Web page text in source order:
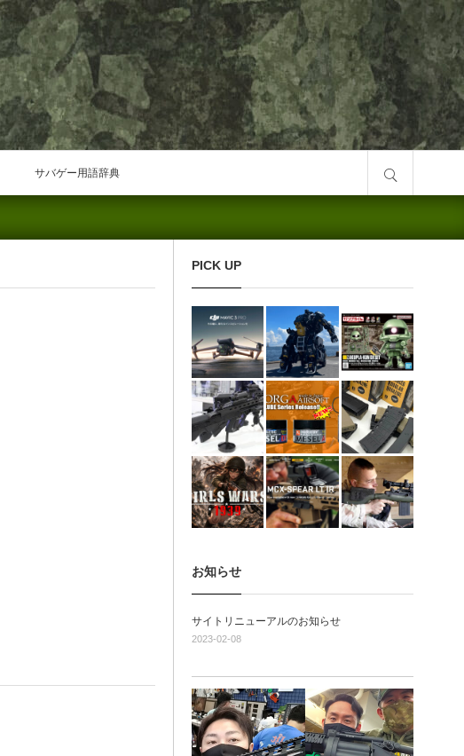
サバゲー用語辞典
PICK UP
お知らせ
サイトリニューアルのお知らせ
2023-02-08